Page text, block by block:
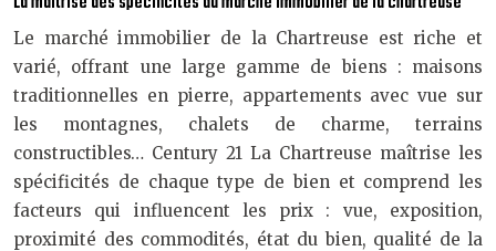
Le marché immobilier de la Chartreuse est riche et
varié, offrant une large gamme de biens : maisons
traditionnelles en pierre, appartements avec vue sur
les montagnes, chalets de charme, terrains
constructibles… Century 21 La Chartreuse maîtrise les
spécificités de chaque type de bien et comprend les
facteurs qui influencent les prix : vue, exposition,
proximité des commodités, état du bien, qualité de la